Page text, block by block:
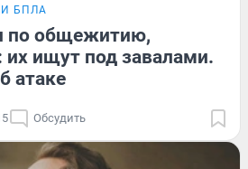
БПЛА
по общежитию,
их ищут под завалами.
атаке
Обсудить